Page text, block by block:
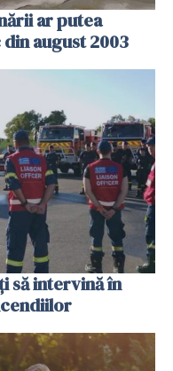
ar putea
august 2003
să intervină în